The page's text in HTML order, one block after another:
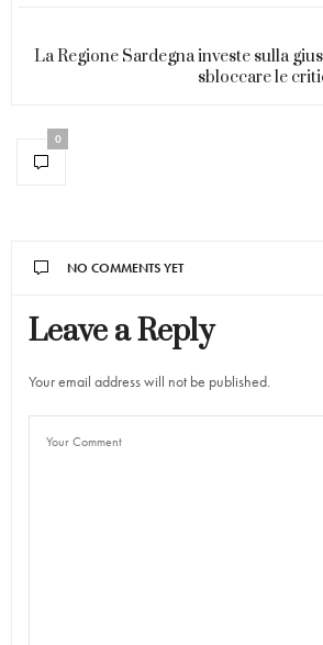
La Regione Sardegna investe sulla
sbloccare le
0
NO COMMENTS YET
Leave a Reply
Your email address will not be published.